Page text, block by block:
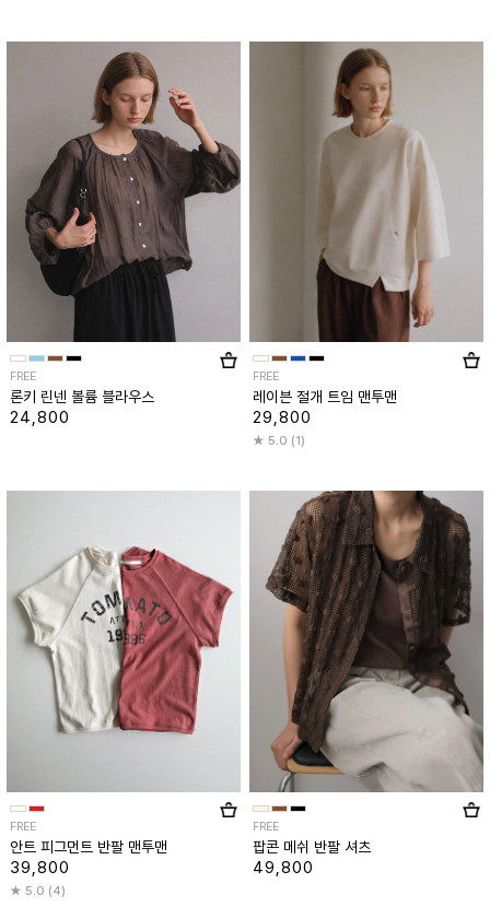
FREE
론키 린넨 볼륨 블라우스
24,800
FREE
레이븐 절개 트임 맨투맨
29,800
5.0 (1)
FREE
안트 피그먼트 반팔 맨투맨
39,800
5.0 (4)
FREE
팝콘 메쉬 반팔 셔츠
49,800